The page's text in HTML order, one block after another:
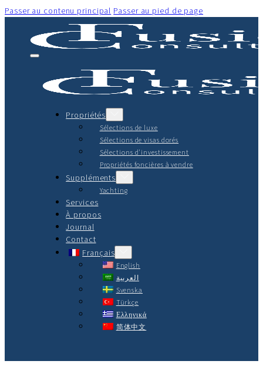
Passer au contenu principal Passer au pied de page
Propriétés
Sélections de luxe
Sélections de visas dorés
Sélections d'investissement
Propriétés foncières à vendre
Suppléments
Yachting
Services
À propos
Journal
Contact
Français
English
العربية
Svenska
Türkçe
Ελληνικά
简体中文